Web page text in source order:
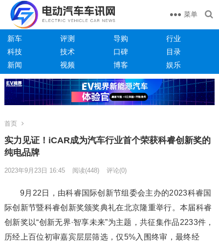
菜单
新车 评测 导购
行业
科技
技术 口碑
目录
新闻
视频 博客 娱乐
首页
实力见证！iCAR成为汽车行业首个荣获科睿创新奖的
纯电品牌
2023年9月23日 16:45 阅读(448) 评论(0)
9月22日，由科睿国际创新节组委会主办的2023科睿国
际创新节暨科睿创新奖颁奖典礼在北京隆重举行。本届科睿
创新奖以“创新无界·智享未来”为主题，共征集作品2233件，
历经上百位初审嘉宾层层筛选，仅5%入围终审，最终经